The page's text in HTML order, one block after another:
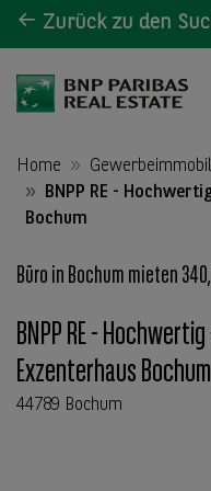
Zurück zu den
Home
BNPP RE -
Bochum
Büro in Bochum mieten
BNPP RE -
Exzenterhaus Bochum
44789 Bochum